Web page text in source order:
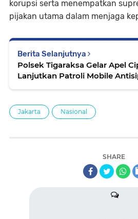
korupsi serta menempatkan
pijakan utama dalam menjaga
Berita Selanjutnya
Polsek Tigaraksa Gelar Apel
Lanjutkan Patroli Mobile
Jakarta Nasional
SHARE